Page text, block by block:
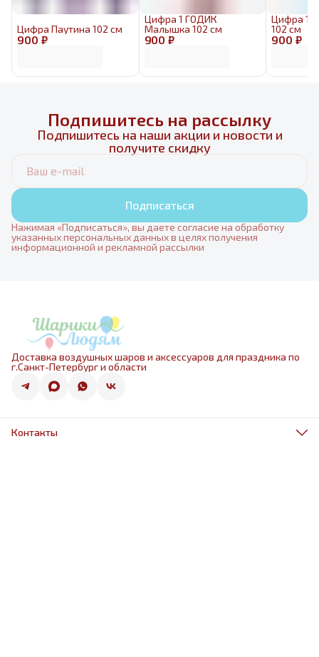
900 ₽
Цифра Паутина 102 см
900 ₽
Цифра 1 ГОДИК
Малышка 102 см
900 ₽
Цифра 1
102 см
Подпишитесь на рассылку
Подпишитесь на наши акции и новости и
получите скидку
Подписаться
Нажимая «Подписаться», вы даете согласие на обработку
указанных персональных данных в целях получения
информационной и рекламной рассылки
Доставка воздушных шаров и аксессуаров для праздника по
г.Санкт-Петербург и области
Контакты